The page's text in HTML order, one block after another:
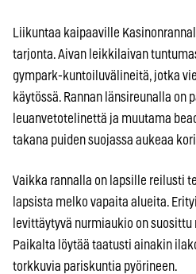
Liikuntaa kaipaaville
tarjonta. Aivan leikkilaivan
gympark-kuntoiluvälineitä, jotka
käytössä. Rannan länsireunalla on
leuanvetotelinettä ja muutama
takana puiden suojassa aukeaa
Vaikka rannalla on lapsille reilusti
lapsista melko vapaita alueita.
levittäytyvä nurmiaukio on
Paikalta löytää taatusti ainakin
torkkuvia pariskuntia pyörineen.